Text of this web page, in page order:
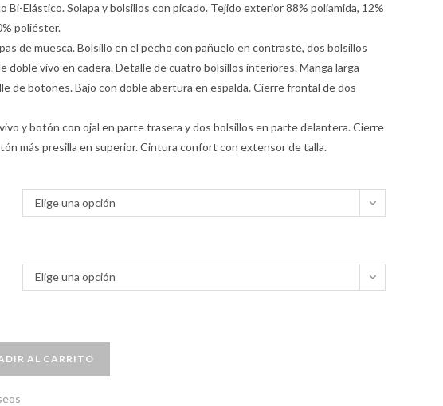
Bi-Elástico. Solapa y bolsillos con picado. Tejido exterior 88% poliamida, 12%
poliéster.
de muesca. Bolsillo en el pecho con pañuelo en contraste, dos bolsillos
doble vivo en cadera. Detalle de cuatro bolsillos interiores. Manga larga
de botones. Bajo con doble abertura en espalda. Cierre frontal de dos
y botón con ojal en parte trasera y dos bolsillos en parte delantera. Cierre
más presilla en superior. Cintura confort con extensor de talla.
Elige una opción
Elige una opción
AL CARRITO